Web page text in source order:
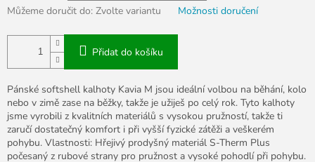
Můžeme doručit do: Zvolte variantu Možnosti doručení
Přidat do košíku
Pánské softshell kalhoty Kavia M jsou ideální volbou na běhání, kolo
nebo v zimě zase na běžky, takže je užiješ po celý rok. Tyto kalhoty
jsme vyrobili z kvalitních materiálů s vysokou pružností, takže ti
zaručí dostatečný komfort i při vyšší fyzické zátěži a veškerém
pohybu. Vlastnosti: Hřejivý prodyšný materiál S-Therm Plus
počesaný z rubové strany pro pružnost a vysoké pohodlí při pohybu.